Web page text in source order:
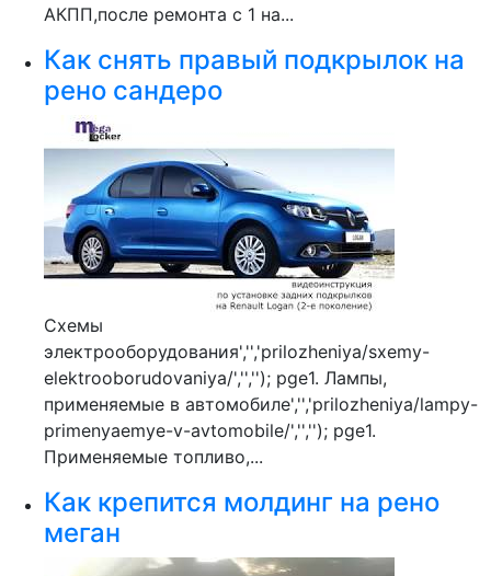
АКПП,после ремонта с 1 на...
Как снять правый подкрылок на
рено сандеро
Схемы
электрооборудования','','prilozheniya/sxemy-
elektrooborudovaniya/','',''); pge1. Лампы,
применяемые в автомобиле','','prilozheniya/lampy-
primenyaemye-v-avtomobile/','',''); pge1.
Применяемые топливо,...
Как крепится молдинг на рено
меган